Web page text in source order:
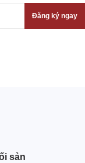
Đăng ký ngay
sản